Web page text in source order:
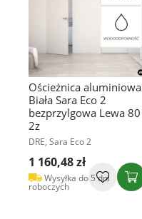
Ościeżnica aluminiowa
Biała Sara Eco 2
bezprzylgowa Lewa 80
2z
DRE, Sara Eco 2
1 160,48 zł
Wysyłka do 5 dni
roboczych